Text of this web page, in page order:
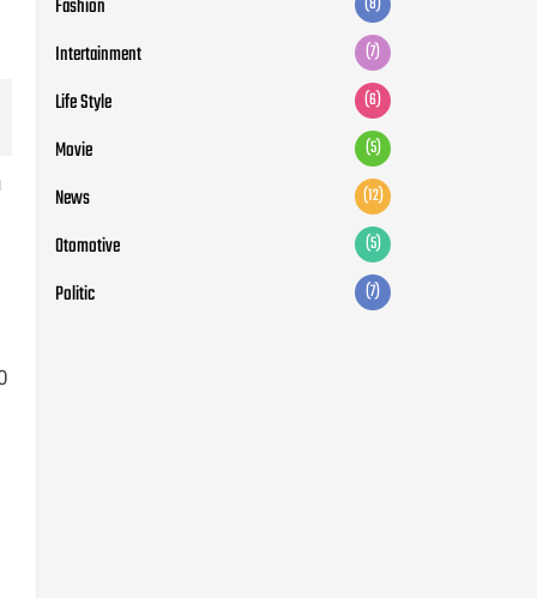
Fashion
Intertainment (7)
Life Style (6)
Movie (5)
News (12)
Otomotive (5)
Politic (7)